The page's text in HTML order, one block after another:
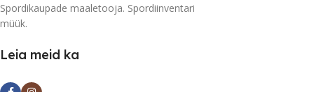
Spordikaupade maaletooja. Spordiinventari
müük.
Leia meid ka